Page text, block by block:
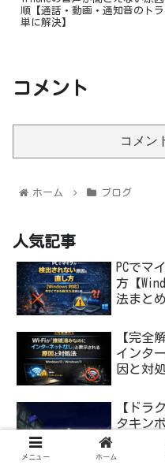
順【通話・動画・通知音のト
単に解決】
コメント
コメン
ホーム ブログ
人気記事
PCでマ
方【
法まとめ
【完全
インタ
因と対
【ドラ
タキン
メニュー ホーム